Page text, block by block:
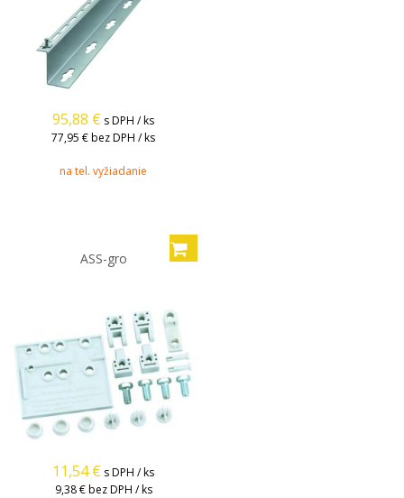
95,88 € s DPH / ks
77,95 €bez DPH / ks
na tel. vyžiadanie
ASS-gro
11,54 € s DPH / ks
9,38 € bez DPH / ks